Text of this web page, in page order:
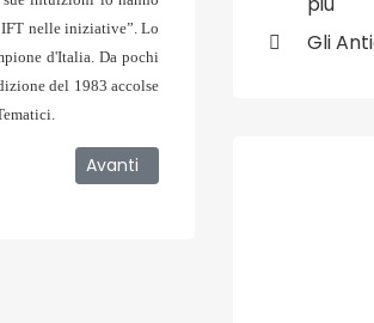
nelle iniziative”. Lo
d'Italia. Da pochi
del 1983 accolse
Articolo successivo: 12/01/2009 -
Avanti
Gli